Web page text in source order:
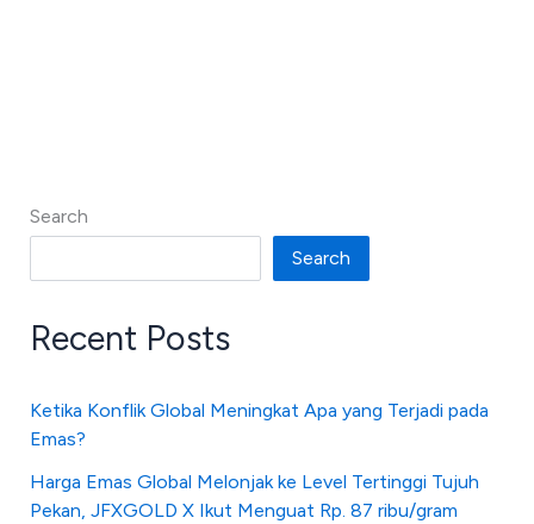
Search
Search
Recent Posts
Ketika Konflik Global Meningkat Apa yang Terjadi pada
Emas?
Harga Emas Global Melonjak ke Level Tertinggi Tujuh
Pekan, JFXGOLD X Ikut Menguat Rp. 87 ribu/gram